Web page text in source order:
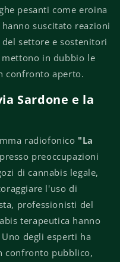
pesanti come eroina
suscitato reazioni
settore e sostenitori
mettono in dubbio le
confronto aperto.
Sardone e la
radiofonico "La
preoccupazioni
di cannabis legale,
l'uso di
professionisti del
terapeutica hanno
degli esperti ha
confronto pubblico,